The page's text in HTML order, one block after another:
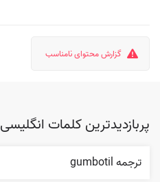
گزارش محتوای نامناسب
پربازدیدترین کلمات انگلیسی
ترجمه gumbotil